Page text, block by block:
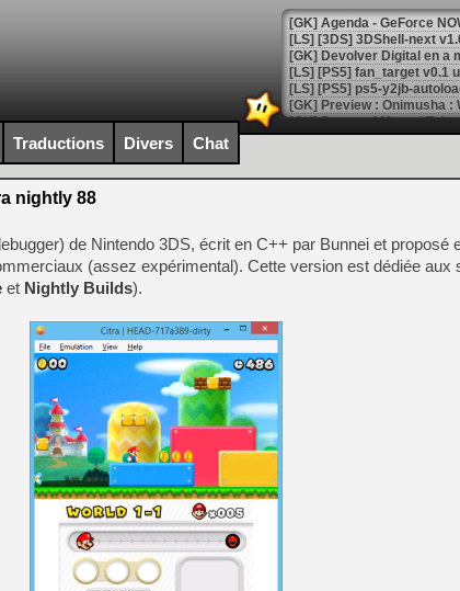
[GK] Agenda - GeForce
[GK] Devolver Digital en a
[LS] [PS5] ps5-y2jb-
[GK] Pourquoi Marvel
[GK] Test : Restory : Chill
[GK] GTA 6 : Rockstar
[GK] Hot Wheels Infinite
[GK] Mémoire cash -
[GK] Résultats Nintendo :
[GK] Déjà des
[Mo5] Brickboy cherche à
[GK] Minecraft et ses «
[GK] Beast of
[GK] Ubisoft : fin de partie
[GK] Mémoire cash -
[GK] Dan Houser (GTA)
[GK] Comment EA Sports
[GK] Crimson Moon : un
[GK] Isle of Reveries : le
[GK] Moonlighter 2 : The
[GK] Capcom relance
[Mo5] Deux inédits du
[GK] Le beat'em up The
[GK] Endless Legend 2 :
Traductions Divers Chat
nightly 88
de Nintendo 3DS, écrit en C++ par Bunnei et proposé
(assez expérimental). Cette version est dédiée aux
et Nightly Builds).